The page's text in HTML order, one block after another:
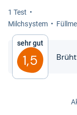
1 Test
Milch­sys­tem
Sehr gut
1,5